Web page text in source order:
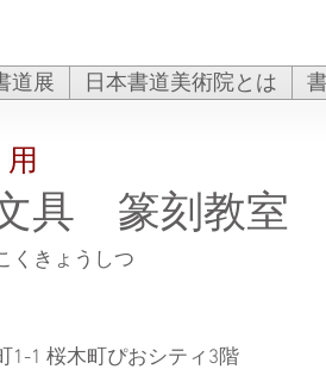
道展 日本書道美術院とは
具 篆刻教室
くきょうしつ
1-1 桜木町ぴおシティ3階